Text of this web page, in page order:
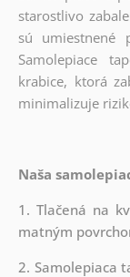
starostlivo
sú umiestnené
Samolepiace
krabice, ktorá
minimalizuje
Naša
1. Tlačená na
matným
2. Samolepiaca